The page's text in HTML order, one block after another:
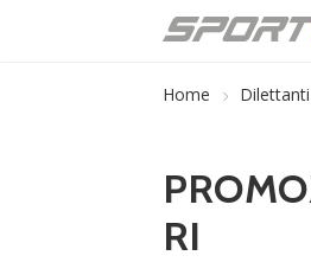
Home
RI